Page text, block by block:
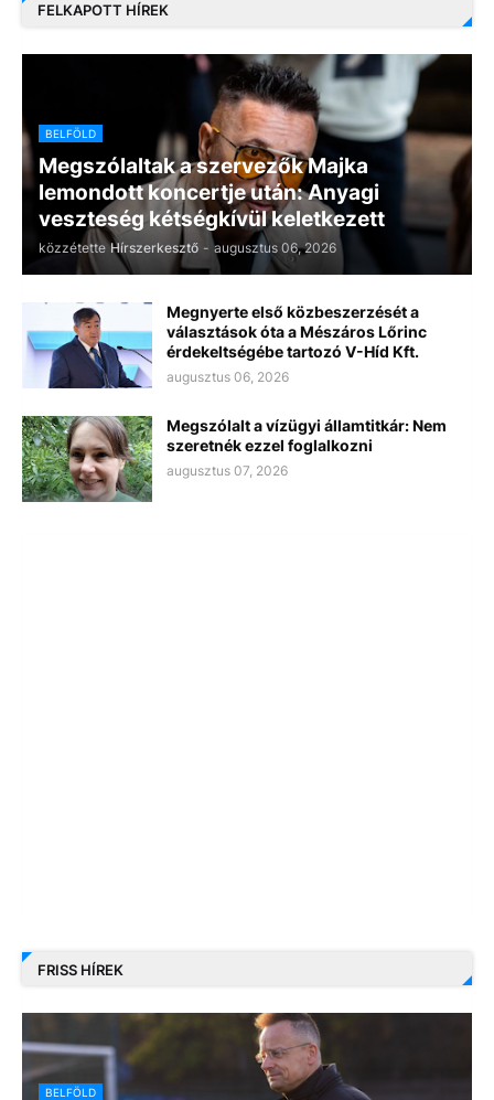
FELKAPOTT HÍREK
BELFÖLD
Megszólaltak a szervezők Majka
lemondott koncertje után: Anyagi
veszteség kétségkívül keletkezett
közzétette Hírszerkesztő - augusztus 06, 2026
Megnyerte első közbeszerzését a
választások óta a Mészáros Lőrinc
érdekeltségébe tartozó V-Híd Kft.
augusztus 06, 2026
Megszólalt a vízügyi államtitkár: Nem
szeretnék ezzel foglalkozni
augusztus 07, 2026
FRISS HÍREK
BELFÖLD